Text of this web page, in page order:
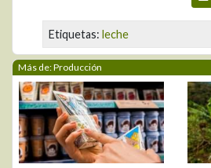
Etiquetas: leche
Más de: Producción